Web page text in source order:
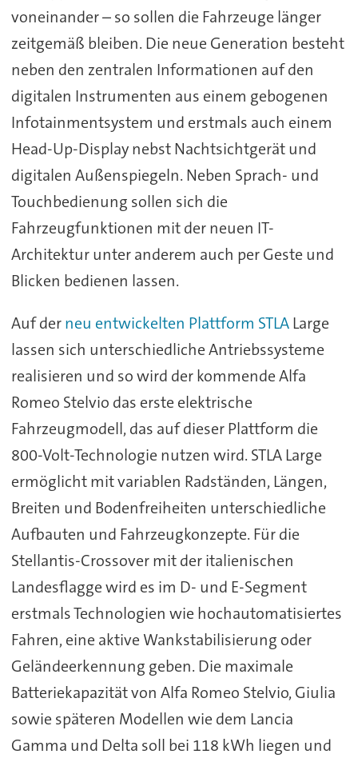
voneinander – so sollen die Fahrzeuge länger
zeitgemäß bleiben. Die neue Generation besteht
neben den zentralen Informationen auf den
digitalen Instrumenten aus einem gebogenen
Infotainmentsystem und erstmals auch einem
Head-Up-Display nebst Nachtsichtgerät und
digitalen Außenspiegeln. Neben Sprach- und
Touchbedienung sollen sich die
Fahrzeugfunktionen mit der neuen IT-
Architektur unter anderem auch per Geste und
Blicken bedienen lassen.
Auf derneu entwickelten Plattform STLALarge
lassen sich unterschiedliche Antriebssysteme
realisieren und so wird der kommende Alfa
Romeo Stelvio das erste elektrische
Fahrzeugmodell, das auf dieser Plattform die
800-Volt-Technologie nutzen wird. STLA Large
ermöglicht mit variablen Radständen, Längen,
Breiten und Bodenfreiheiten unterschiedliche
Aufbauten und Fahrzeugkonzepte. Für die
Stellantis-Crossover mit der italienischen
Landesflagge wird es im D- und E-Segment
erstmals Technologien wie hochautomatisiertes
Fahren, eine aktive Wankstabilisierung oder
Geländeerkennung geben. Die maximale
Batteriekapazität von Alfa Romeo Stelvio, Giulia
sowie späteren Modellen wie dem Lancia
Gamma und Delta soll bei 118 kWh liegen und